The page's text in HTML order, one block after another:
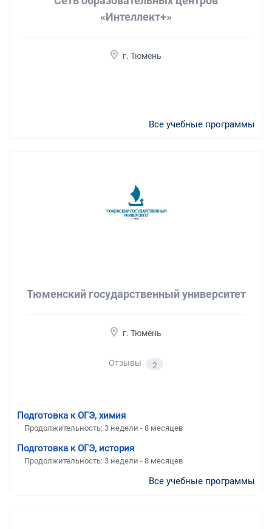
«Интеллект+»
г. Тюмень
Все учебные программы
Тюменский государственный университет
г. Тюмень
Отзывы 2
Подготовка к ОГЭ, химия
Продолжительность: 3 недели - 8 месяцев
Подготовка к ОГЭ, история
Продолжительность: 3 недели - 8 месяцев
Все учебные программы